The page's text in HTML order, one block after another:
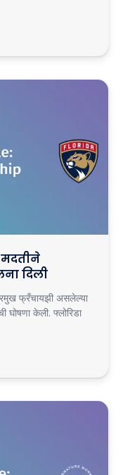
दिली
फ्रँचायझी असलेल्या
घोषणा केली. फ्लोरिडा